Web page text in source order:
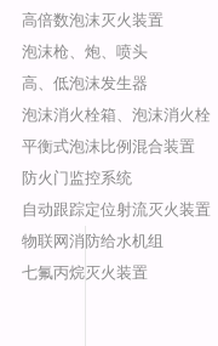
高倍数泡沫灭火装置
泡沫枪、炮、喷头
高、低泡沫发生器
泡沫消火栓箱、泡沫消火栓
平衡式泡沫比例混合装置
防火门监控系统
自动跟踪定位射流灭火装置
物联网消防给水机组
七氟丙烷灭火装置